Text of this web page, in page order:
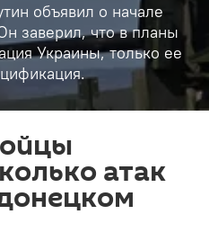
объявил о начале
заверил, что в планы
Украины, только ее
атак